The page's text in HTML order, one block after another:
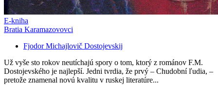
E-kniha
Bratia Karamazovovci
Fjodor Michajlovič Dostojevskij
Už vyše sto rokov neutíchajú spory o tom, ktorý z románov F.M.
Dostojevského je najlepší. Jedni tvrdia, že prvý – Chudobní ľudia, –
pretože znamenal novú kvalitu v ruskej literatúre...